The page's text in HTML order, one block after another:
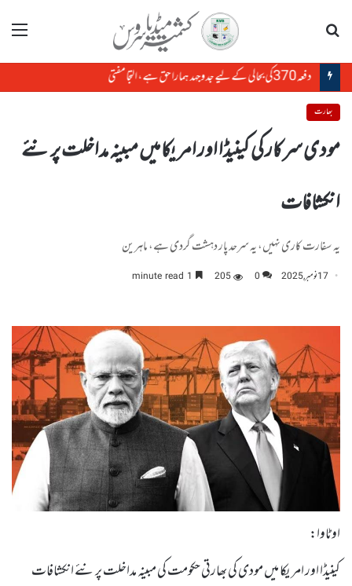
مینو
دفعہ370کی بحالی کے لیے جدوجہد ہمارا حق ہے، التجا مفتی
بھارت
مودی سرکار کی کینیڈا اور امریکا میں مبینہ مداخلت پر نئے
انکشافات
یہ سفارت کاری نہیں، یہ سرحد پار دہشت گردی ہے، ماہرین
17 نومبر, 2025 0
205
اوٹاوا:
کینیڈا اور امریکا میں مودی کی بھارتی حکومت کی مبینہ مداخلت پر نئے انکشافات